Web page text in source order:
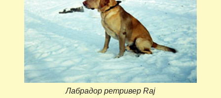
Лабрадор ретривер Raj